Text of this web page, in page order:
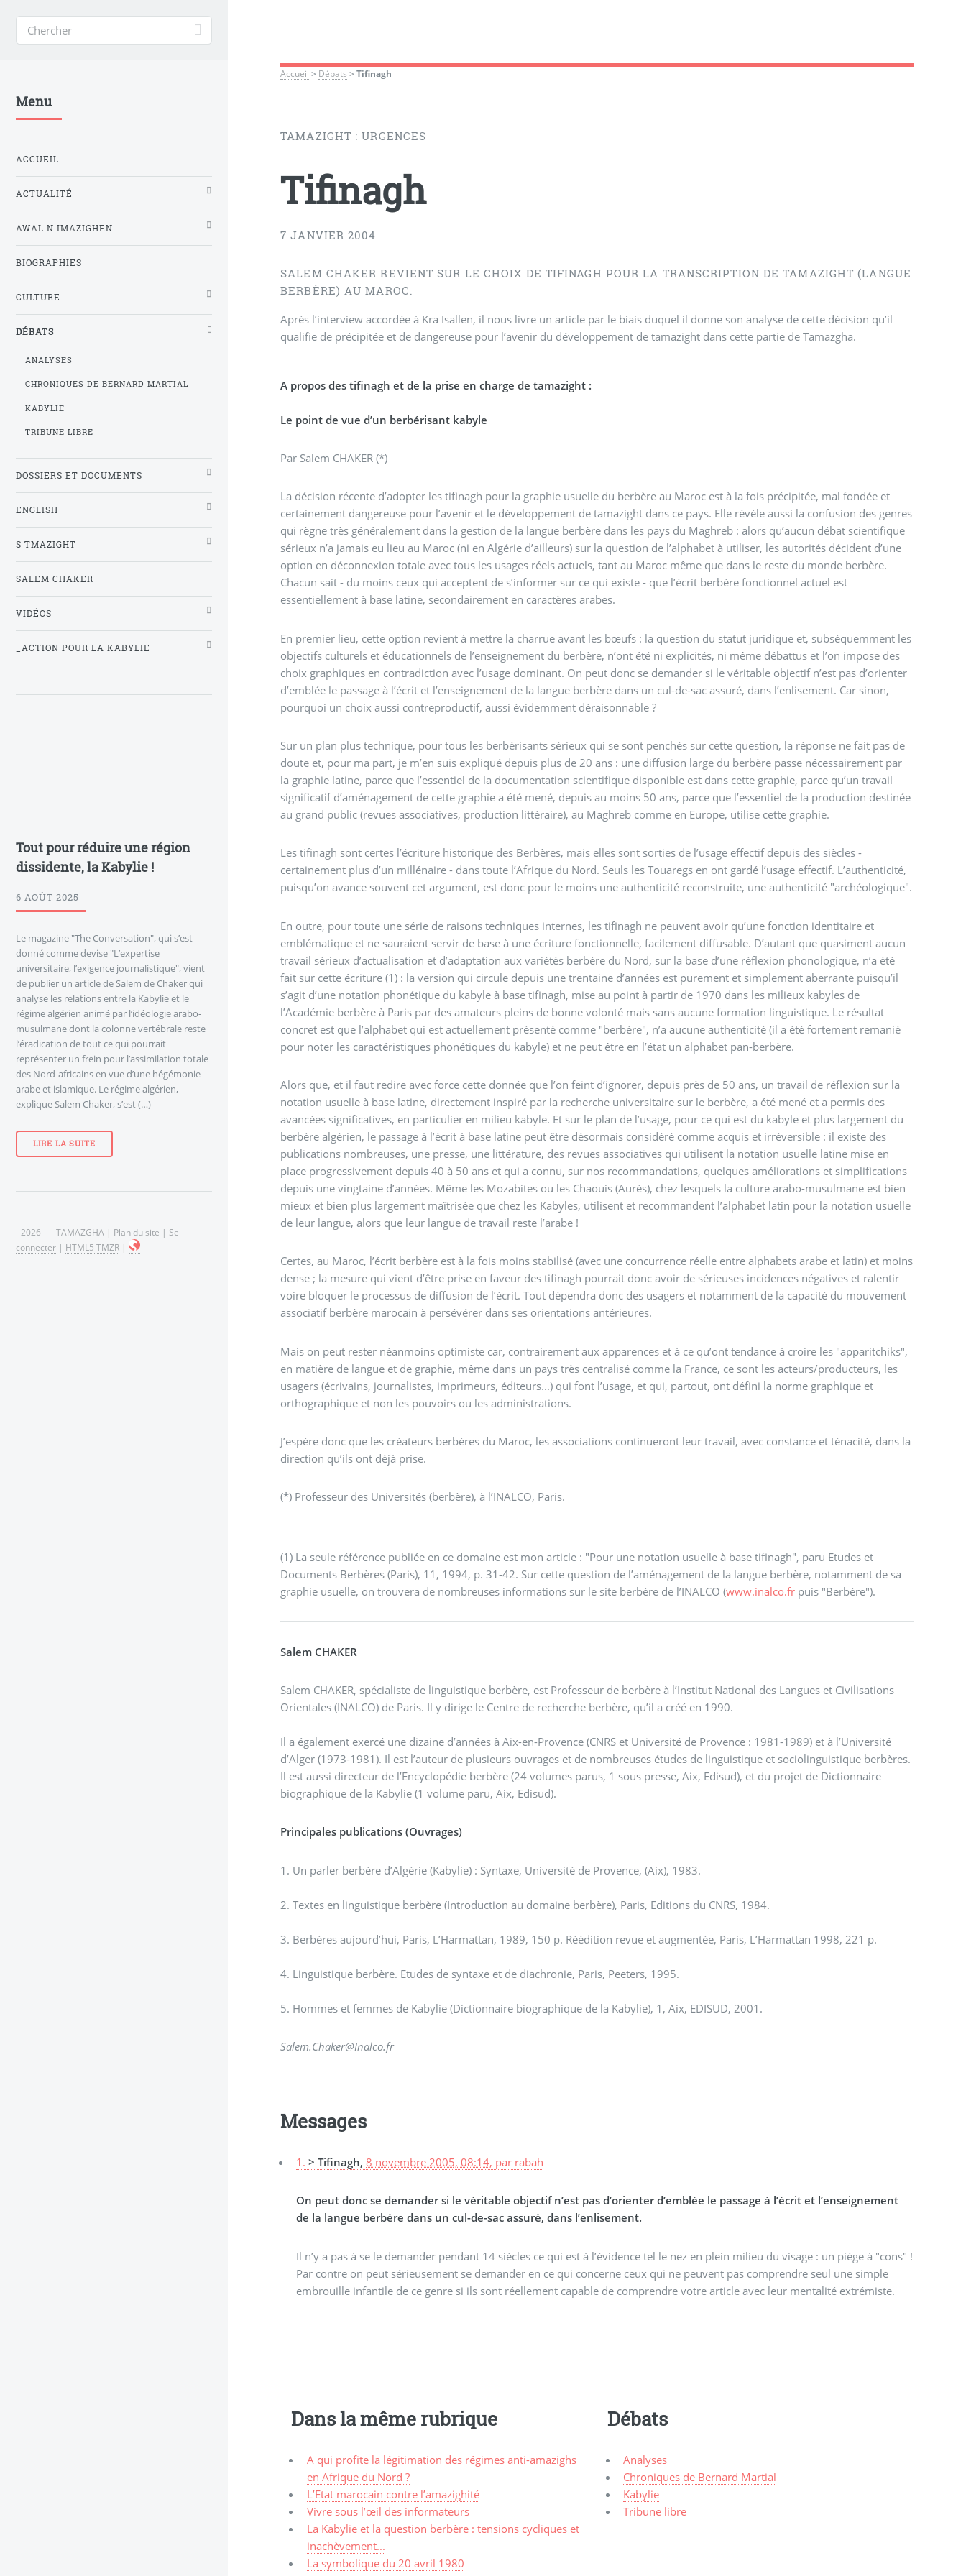
Accueil > Débats >Tifinagh
TAMAZIGHT : URGENCES
Tifinagh
7 JANVIER 2004
SALEM CHAKER REVIENT SUR LE CHOIX DE TIFINAGH POUR LA TRANSCRIPTION DE TAMAZIGHT (LANGUE
BERBÈRE) AU MAROC.
Après l’interview accordée à Kra Isallen, il nous livre un article par le biais duquel il donne son analyse de cette décision qu’il
qualifie de précipitée et de dangereuse pour l’avenir du développement de tamazight dans cette partie de Tamazgha.
A propos des tifinagh et de la prise en charge de tamazight :
Le point de vue d’un berbérisant kabyle
Par Salem CHAKER (*)
La décision récente d’adopter les tifinagh pour la graphie usuelle du berbère au Maroc est à la fois précipitée, mal fondée et
certainement dangereuse pour l’avenir et le développement de tamazight dans ce pays. Elle révèle aussi la confusion des genres
qui règne très généralement dans la gestion de la langue berbère dans les pays du Maghreb : alors qu’aucun débat scientifique
sérieux n’a jamais eu lieu au Maroc (ni en Algérie d’ailleurs) sur la question de l’alphabet à utiliser, les autorités décident d’une
option en déconnexion totale avec tous les usages réels actuels, tant au Maroc même que dans le reste du monde berbère.
Chacun sait - du moins ceux qui acceptent de s’informer sur ce qui existe - que l’écrit berbère fonctionnel actuel est
essentiellement à base latine, secondairement en caractères arabes.
En premier lieu, cette option revient à mettre la charrue avant les bœufs : la question du statut juridique et, subséquemment les
objectifs culturels et éducationnels de l’enseignement du berbère, n’ont été ni explicités, ni même débattus et l’on impose des
choix graphiques en contradiction avec l’usage dominant. On peut donc se demander si le véritable objectif n’est pas d’orienter
d’emblée le passage à l’écrit et l’enseignement de la langue berbère dans un cul-de-sac assuré, dans l’enlisement. Car sinon,
pourquoi un choix aussi contreproductif, aussi évidemment déraisonnable ?
Sur un plan plus technique, pour tous les berbérisants sérieux qui se sont penchés sur cette question, la réponse ne fait pas de
doute et, pour ma part, je m’en suis expliqué depuis plus de 20 ans : une diffusion large du berbère passe nécessairement par
la graphie latine, parce que l’essentiel de la documentation scientifique disponible est dans cette graphie, parce qu’un travail
significatif d’aménagement de cette graphie a été mené, depuis au moins 50 ans, parce que l’essentiel de la production destinée
au grand public (revues associatives, production littéraire), au Maghreb comme en Europe, utilise cette graphie.
Les tifinagh sont certes l’écriture historique des Berbères, mais elles sont sorties de l’usage effectif depuis des siècles -
certainement plus d’un millénaire - dans toute l’Afrique du Nord. Seuls les Touaregs en ont gardé l’usage effectif. L’authenticité,
puisqu’on avance souvent cet argument, est donc pour le moins une authenticité reconstruite, une authenticité "archéologique".
En outre, pour toute une série de raisons techniques internes, les tifinagh ne peuvent avoir qu’une fonction identitaire et
emblématique et ne sauraient servir de base à une écriture fonctionnelle, facilement diffusable. D’autant que quasiment aucun
travail sérieux d’actualisation et d’adaptation aux variétés berbère du Nord, sur la base d’une réflexion phonologique, n’a été
fait sur cette écriture (1) : la version qui circule depuis une trentaine d’années est purement et simplement aberrante puisqu’il
s’agit d’une notation phonétique du kabyle à base tifinagh, mise au point à partir de 1970 dans les milieux kabyles de
l’Académie berbère à Paris par des amateurs pleins de bonne volonté mais sans aucune formation linguistique. Le résultat
concret est que l’alphabet qui est actuellement présenté comme "berbère", n’a aucune authenticité (il a été fortement remanié
pour noter les caractéristiques phonétiques du kabyle) et ne peut être en l’état un alphabet pan-berbère.
Alors que, et il faut redire avec force cette donnée que l’on feint d’ignorer, depuis près de 50 ans, un travail de réflexion sur la
notation usuelle à base latine, directement inspiré par la recherche universitaire sur le berbère, a été mené et a permis des
avancées significatives, en particulier en milieu kabyle. Et sur le plan de l’usage, pour ce qui est du kabyle et plus largement du
berbère algérien, le passage à l’écrit à base latine peut être désormais considéré comme acquis et irréversible : il existe des
publications nombreuses, une presse, une littérature, des revues associatives qui utilisent la notation usuelle latine mise en
place progressivement depuis 40 à 50 ans et qui a connu, sur nos recommandations, quelques améliorations et simplifications
depuis une vingtaine d’années. Même les Mozabites ou les Chaouis (Aurès), chez lesquels la culture arabo-musulmane est bien
mieux et bien plus largement maîtrisée que chez les Kabyles, utilisent et recommandent l’alphabet latin pour la notation usuelle
de leur langue, alors que leur langue de travail reste l’arabe !
Certes, au Maroc, l’écrit berbère est à la fois moins stabilisé (avec une concurrence réelle entre alphabets arabe et latin) et moins
dense ; la mesure qui vient d’être prise en faveur des tifinagh pourrait donc avoir de sérieuses incidences négatives et ralentir
voire bloquer le processus de diffusion de l’écrit. Tout dépendra donc des usagers et notamment de la capacité du mouvement
associatif berbère marocain à persévérer dans ses orientations antérieures.
Mais on peut rester néanmoins optimiste car, contrairement aux apparences et à ce qu’ont tendance à croire les "apparitchiks",
en matière de langue et de graphie, même dans un pays très centralisé comme la France, ce sont les acteurs/producteurs, les
usagers (écrivains, journalistes, imprimeurs, éditeurs...) qui font l’usage, et qui, partout, ont défini la norme graphique et
orthographique et non les pouvoirs ou les administrations.
J’espère donc que les créateurs berbères du Maroc, les associations continueront leur travail, avec constance et ténacité, dans la
direction qu’ils ont déjà prise.
(*) Professeur des Universités (berbère), à l’INALCO, Paris.
(1) La seule référence publiée en ce domaine est mon article : "Pour une notation usuelle à base tifinagh", paru Etudes et
Documents Berbères (Paris), 11, 1994, p. 31-42. Sur cette question de l’aménagement de la langue berbère, notamment de sa
graphie usuelle, on trouvera de nombreuses informations sur le site berbère de l’INALCO (www.inalco.fr puis "Berbère").
Salem CHAKER
Salem CHAKER, spécialiste de linguistique berbère, est Professeur de berbère à l’Institut National des Langues et Civilisations
Orientales (INALCO) de Paris. Il y dirige le Centre de recherche berbère, qu’il a créé en 1990.
Il a également exercé une dizaine d’années à Aix-en-Provence (CNRS et Université de Provence : 1981-1989) et à l’Université
d’Alger (1973-1981). Il est l’auteur de plusieurs ouvrages et de nombreuses études de linguistique et sociolinguistique berbères.
Il est aussi directeur de l’Encyclopédie berbère (24 volumes parus, 1 sous presse, Aix, Edisud), et du projet de Dictionnaire
biographique de la Kabylie (1 volume paru, Aix, Edisud).
Principales publications (Ouvrages)
1. Un parler berbère d’Algérie (Kabylie) : Syntaxe, Université de Provence, (Aix), 1983.
2. Textes en linguistique berbère (Introduction au domaine berbère), Paris, Editions du CNRS, 1984.
3. Berbères aujourd’hui, Paris, L’Harmattan, 1989, 150 p. Réédition revue et augmentée, Paris, L’Harmattan 1998, 221 p.
4. Linguistique berbère. Etudes de syntaxe et de diachronie, Paris, Peeters, 1995.
5. Hommes et femmes de Kabylie (Dictionnaire biographique de la Kabylie), 1, Aix, EDISUD, 2001.
Salem.Chaker@Inalco.fr
Messages
1. > Tifinagh,8 novembre 2005, 08:14, par rabah
On peut donc se demander si le véritable objectif n’est pas d’orienter d’emblée le passage à l’écrit et l’enseignement
de la langue berbère dans un cul-de-sac assuré, dans l’enlisement.
Il n’y a pas à se le demander pendant 14 siècles ce qui est à l’évidence tel le nez en plein milieu du visage : un piège à "cons" !
Pär contre on peut sérieusement se demander en ce qui concerne ceux qui ne peuvent pas comprendre seul une simple
embrouille infantile de ce genre si ils sont réellement capable de comprendre votre article avec leur mentalité extrémiste.
Dans la même rubrique
A qui profite la légitimation des régimes anti-amazighs
en Afrique du Nord ?
L’Etat marocain contre l’amazighité
Vivre sous l’œil des informateurs
La Kabylie et la question berbère : tensions cycliques et
inachèvement...
La symbolique du 20 avril 1980
Débats
Analyses
Chroniques de Bernard Martial
Kabylie
Tribune libre
Menu
ACCUEIL
ACTUALITÉ
AWAL N IMAZIGHEN
BIOGRAPHIES
CULTURE
DÉBATS
ANALYSES
CHRONIQUES DE BERNARD MARTIAL
KABYLIE
TRIBUNE LIBRE
DOSSIERS ET DOCUMENTS
ENGLISH
S TMAZIGHT
SALEM CHAKER
VIDÉOS
_ACTION POUR LA KABYLIE
Tout pour réduire une région
dissidente, la Kabylie !
6 AOÛT 2025
Le magazine "The Conversation", qui s’est
donné comme devise "L’expertise
universitaire, l’exigence journalistique", vient
de publier un article de Salem de Chaker qui
analyse les relations entre la Kabylie et le
régime algérien animé par l’idéologie arabo-
musulmane dont la colonne vertébrale reste
l’éradication de tout ce qui pourrait
représenter un frein pour l’assimilation totale
des Nord-africains en vue d’une hégémonie
arabe et islamique. Le régime algérien,
explique Salem Chaker, s’est (…)
LIRE LA SUITE
- 2026 — TAMAZGHA | Plan du site | Se
connecter | HTML5 TMZR |